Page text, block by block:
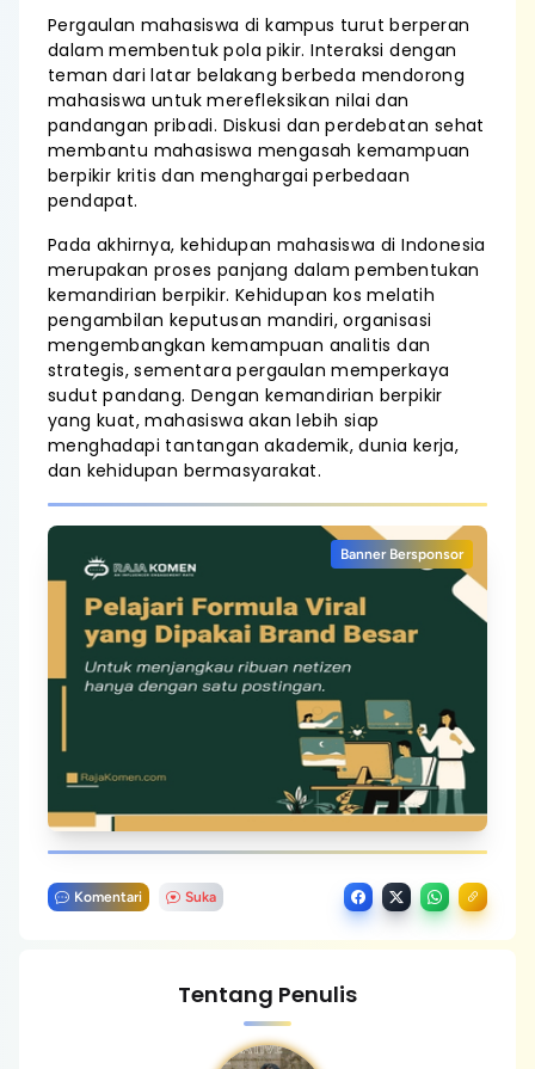
Pergaulan mahasiswa di kampus turut berperan
dalam membentuk pola pikir. Interaksi dengan
teman dari latar belakang berbeda mendorong
mahasiswa untuk merefleksikan nilai dan
pandangan pribadi. Diskusi dan perdebatan sehat
membantu mahasiswa mengasah kemampuan
berpikir kritis dan menghargai perbedaan
pendapat.
Pada akhirnya, kehidupan mahasiswa di Indonesia
merupakan proses panjang dalam pembentukan
kemandirian berpikir. Kehidupan kos melatih
pengambilan keputusan mandiri, organisasi
mengembangkan kemampuan analitis dan
strategis, sementara pergaulan memperkaya
sudut pandang. Dengan kemandirian berpikir
yang kuat, mahasiswa akan lebih siap
menghadapi tantangan akademik, dunia kerja,
dan kehidupan bermasyarakat.
Banner Bersponsor
Komentari Suka
Tentang Penulis